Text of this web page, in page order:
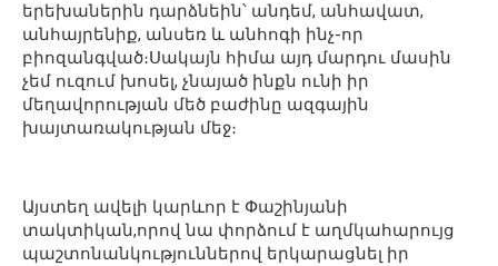
երեխաներին դարձնեին՝ անդեմ, անհավատ,
անհայրենիք, անսեռ և անհոգի ինչ-որ
բիոզանգված։Սակայն հիմա այդ մարդու մասին
չեմ ուզում խոսել, չնայած ինքն ունի իր
մեղավորության մեծ բաժինը ազգային
խայտառակության մեջ։
Այստեղ ավելի կարևոր է Փաշինյանի
տակտիկան,որով նա փորձում է աղմկահարույց
պաշտոնանկություններով երկարացնել իր